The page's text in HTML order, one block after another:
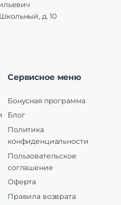
д. 10
Сервисное меню
Бонусная программа
Блог
Политика
конфиденциальности
Пользовательское
соглашение
Оферта
Правила возврата